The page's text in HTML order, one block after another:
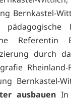
Bernkastel-
Referentin
durch
Bernkastel-
ausbauenIn